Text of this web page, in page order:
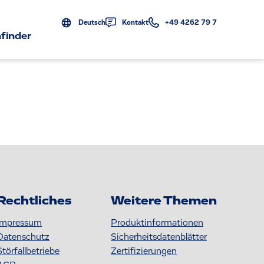
Deutsch Kontakt +49 4262 79 7
Weitere Themen
Produktinformationen
S icherheitsdatenblätter
Zertifizierungen